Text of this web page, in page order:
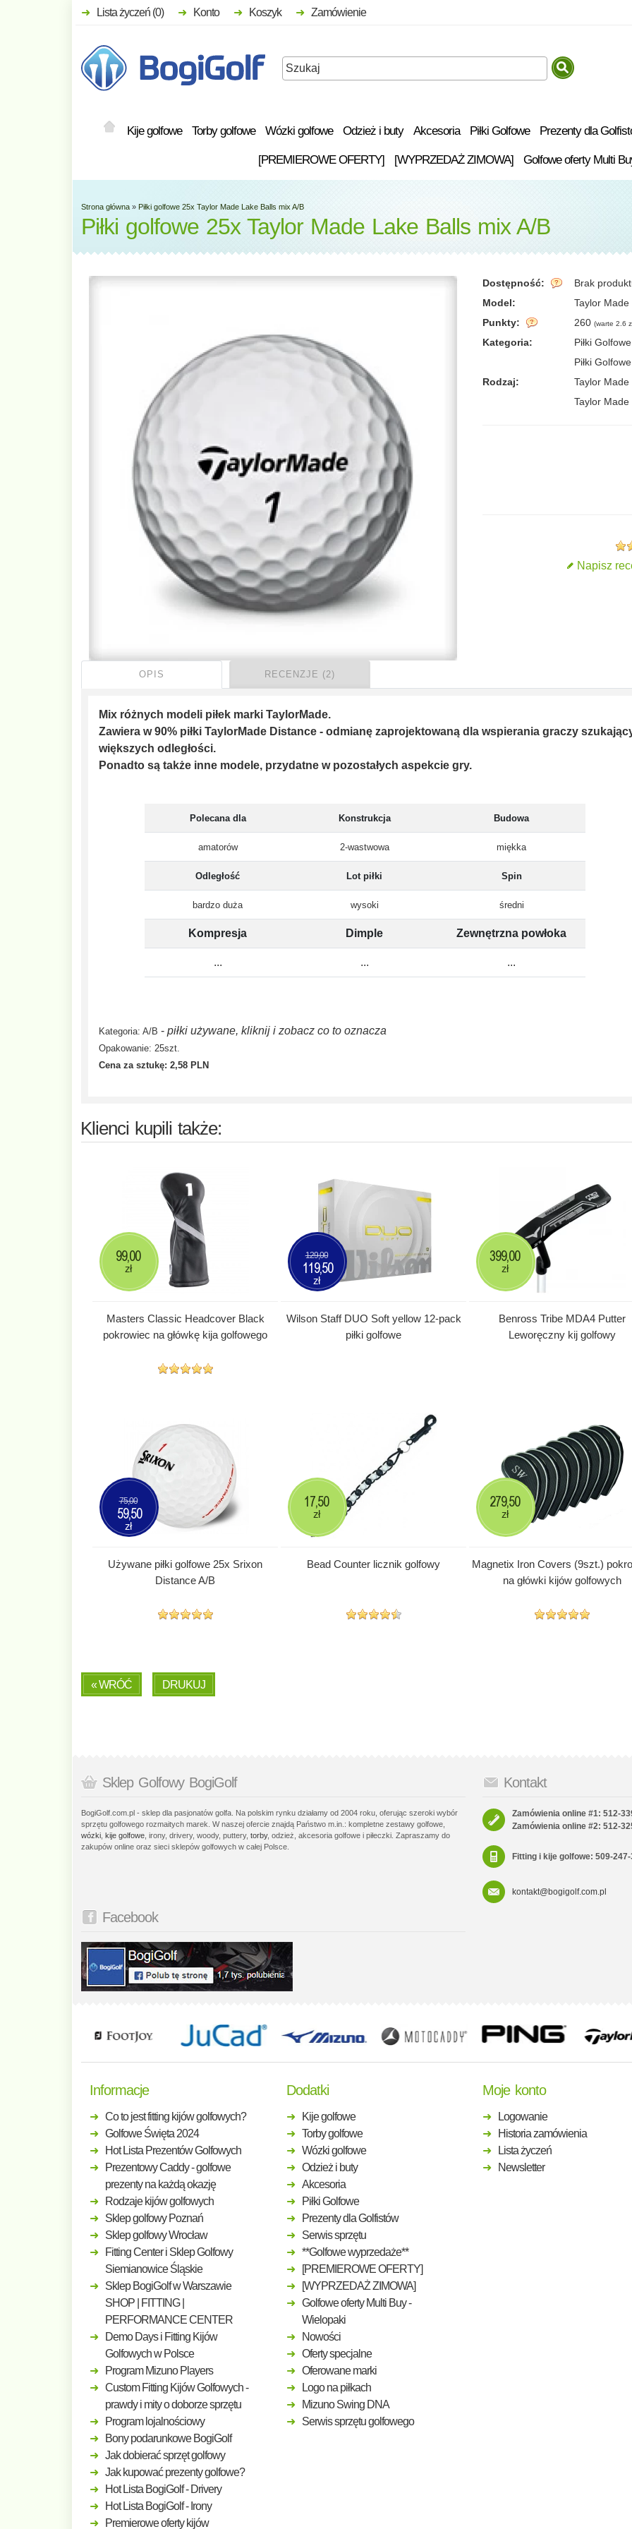
Kije golfowe Torby golfowe Wózki golfowe Odzież i buty Akcesoria Piłki Golfowe Prezenty dla
[PREMIEROWE OFERTY] [WYPRZEDAŻ ZIMOWA] Golfowe oferty Multi
Lista życzeń (0) Konto Koszyk Zamówienie
Strona główna » Piłki golfowe 25x Taylor Made Lake Balls mix A/B
Piłki golfowe 25x Taylor Made Lake Balls mix A/B
Dostępność:
Brak
Model:
Taylor Made
Punkty:
260 (warte 2.6
Kategoria:
Piłki Golfowe
Piłki Golfowe
Rodzaj:
Taylor Made
Taylor Made
Napisz
OPIS RECENZJE (2)
Mix różnych modeli piłek marki TaylorMade.
Zawiera w 90% piłki TaylorMade Distance - odmianę zaprojektowaną dla wspierania graczy
większych odległości.
Ponadto są także inne modele, przydatne w pozostałych aspekcie gry.
Polecana dla Konstrukcja Budowa
amatorów 2-wastwowa miękka
Odległość Lot piłki Spin
bardzo duża wysoki średni
Kompresja Dimple Zewnętrzna powłoka
... ... ...
Kategoria: A/B - piłki używane, kliknij i zobacz co to oznacza
Opakowanie: 25szt.
Cena za sztukę: 2,58 PLN
Klienci kupili także:
Masters Classic Headcover Black
pokrowiec na główkę kija golfowego
99,00
zł
Wilson Staff DUO Soft yellow 12-pack
piłki golfowe
129,00
119,50
zł
Benross Tribe MDA4 Putter
Leworęczny kij golfowy
399,00
zł
Używane piłki golfowe 25x Srixon
Distance A/B
75,00
59,50
zł
Bead Counter licznik golfowy
17,50
zł
Magnetix Iron Covers (9szt.)
na główki kijów golfowych
279,50
zł
« WRÓĆ DRUKUJ
Sklep Golfowy BogiGolf
BogiGolf.com.pl - sklep dla pasjonatów golfa. Na polskim rynku działamy od 2004 roku, oferując szeroki wybór
sprzętu golfowego rozmaitych marek. W naszej ofercie znajdą Państwo m.in.: kompletne zestawy golfowe,
wózki kije golfowe , irony, drivery, woody, puttery, torby, odzież, akcesoria golfowe i piłeczki. Zapraszamy do
zakupów online oraz sieci sklepów golfowych w całej Polsce.
Kontakt
Zamówienia online #1: 512-
Zamówienia online #2: 512-
Fitting i kije golfowe: 509-
kontakt@bogigolf.com.pl
Facebook
Informacje
Co to jest fitting kijów golfowych?
Golfowe Święta 2024
Hot Lista Prezentów Golfowych
Prezentowy Caddy - golfowe
prezenty na każdą okazję
Rodzaje kijów golfowych
Sklep golfowy Poznań
Sklep golfowy Wrocław
Fitting Center i Sklep Golfowy
Siemianowice Śląskie
Sklep BogiGolf w Warszawie
SHOP | FITTING |
PERFORMANCE CENTER
Demo Days i Fitting Kijów
Golfowych w Polsce
Program Mizuno Players
Custom Fitting Kijów Golfowych -
prawdy i mity o doborze sprzętu
Program lojalnościowy
Bony podarunkowe BogiGolf
Jak dobierać sprzęt golfowy
Jak kupować prezenty golfowe?
Hot Lista BogiGolf - Drivery
Hot Lista BogiGolf - Irony
Premierowe oferty kijów
Dodatki
Kije golfowe
Torby golfowe
Wózki golfowe
Odzież i buty
Akcesoria
Piłki Golfowe
Prezenty dla Golfistów
Serwis sprzętu
**Golfowe wyprzedaże**
[PREMIEROWE OFERTY]
[WYPRZEDAŻ ZIMOWA]
Golfowe oferty Multi Buy -
Wielopaki
Nowości
Oferty specjalne
Oferowane marki
Logo na piłkach
Mizuno Swing DNA
Serwis sprzętu golfowego
Moje konto
Logowanie
Historia zamówienia
Lista życzeń
Newsletter